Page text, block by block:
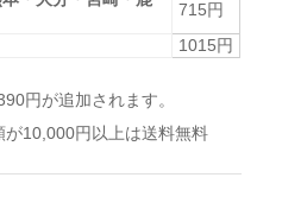
715円
1015円
円が追加されます。
が10,000円以上は送料無料